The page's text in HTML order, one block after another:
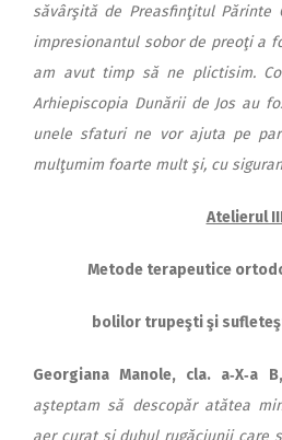
săvârşită de Preasfinţitul Pă­rinte
impre­sionantul sobor de preoţi a
am avut timp să ne plictisim.
Arhiepiscopia Dunării de Jos au
unele sfaturi ne vor ajuta pe
mulţumim foarte mult şi, cu
Atelierul
Metode terapeutice
bolilor trupeşti şi
Georgiana Manole, cla. a‑X‑a
aşteptam să descopăr atătea
aer curat şi duhul rugăciunii care